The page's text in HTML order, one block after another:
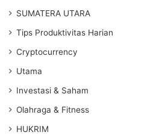
SUMATERA UTARA
Tips Produktivitas Harian
Cryptocurrency
Utama
Investasi & Saham
Olahraga & Fitness
HUKRIM